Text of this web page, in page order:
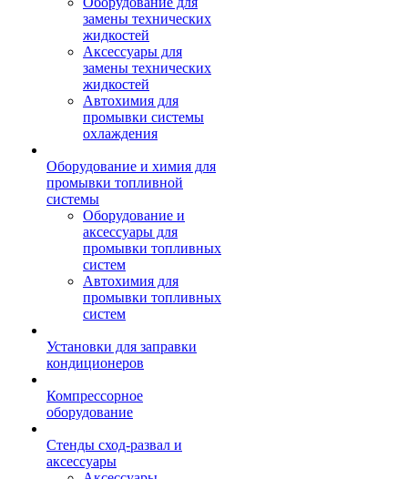
замены технических
жидкостей
Аксессуары для
замены технических
жидкостей
Автохимия для
промывки системы
охлаждения
Оборудование и химия для
промывки топливной
системы
Оборудование и
аксессуары для
промывки топливных
систем
Автохимия для
промывки топливных
систем
Установки для заправки
кондиционеров
Компрессорное
оборудование
Стенды сход-развал и
аксессуары